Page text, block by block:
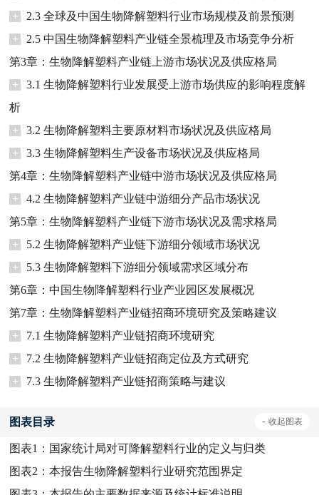
+
2.3 全球及中国生物降解塑料行业市场规模及前景预测
+
2.5 中国生物降解塑料产业链全景梳理及市场竞争分析
第3章：生物降解塑料产业链上游市场状况及供应格局
+
3.1 生物降解塑料行业发展受上游市场供应的影响程度解
析
+
3.2 生物降解塑料主要原材料市场状况及供应格局
+
3.3 生物降解塑料生产设备市场状况及供应格局
第4章：生物降解塑料产业链中游市场状况及供应格局
+
4.2 生物降解塑料产业链中游细分产品市场状况
第5章：生物降解塑料产业链下游市场状况及需求格局
+
5.2 生物降解塑料产业链下游细分领域市场状况
+
5.3 生物降解塑料下游细分领域需求区域分布
第6章：中国生物降解塑料行业产业园区发展概况
第7章：生物降解塑料产业链招商环境研究及策略建议
+
7.1 生物降解塑料产业链招商环境研究
+
7.2 生物降解塑料产业链招商定位及方式研究
+
7.3 生物降解塑料产业链招商策略与建议
图表目录 - 收起图表
图表1： 国家统计局对可降解塑料行业的定义与归类
图表2：本报告生物降解塑料行业研究范围界定